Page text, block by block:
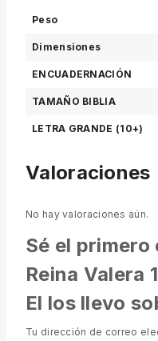
Peso
Dimensiones
ENCUADERNACIÓN
TAMAÑO BIBLIA
LETRA GRANDE (10+)
Valoraciones
No hay valoraciones aún.
Sé el primero
Reina Valera
El los llevo
Tu dirección de correo